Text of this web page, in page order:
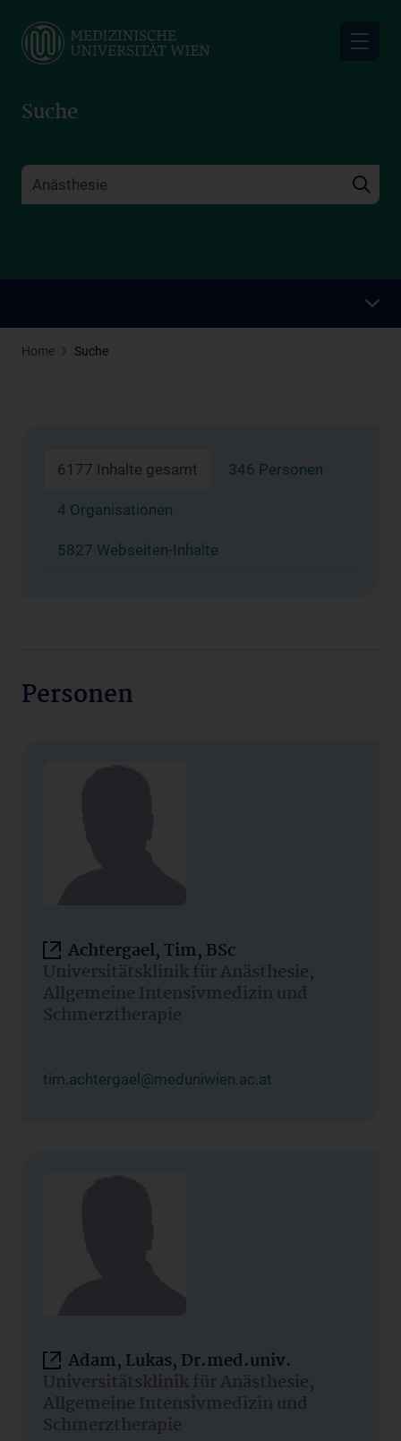
main
Suche
Home Suche
6177 Inhalte gesamt 346 Personen
4 Organisationen
5827 Webseiten-Inhalte
Personen
Achtergael, Tim, BSc
Universitätsklinik für Anästhesie,
Allgemeine Intensivmedizin und
Schmerztherapie
tim.achtergael@meduniwien.ac.at
Adam, Lukas, Dr.med.univ.
Universitätsklinik für Anästhesie,
Allgemeine Intensivmedizin und
Schmerztherapie